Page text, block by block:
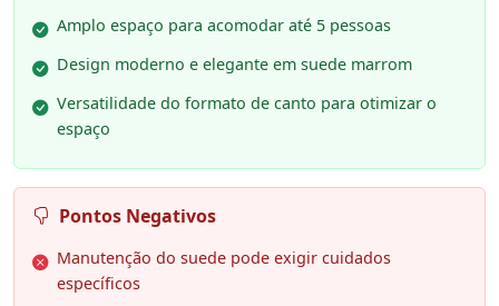
Amplo espaço para acomodar até 5 pessoas
Design moderno e elegante em suede marrom
Versatilidade do formato de canto para otimizar o
espaço
Pontos Negativos
Manutenção do suede pode exigir cuidados
específicos